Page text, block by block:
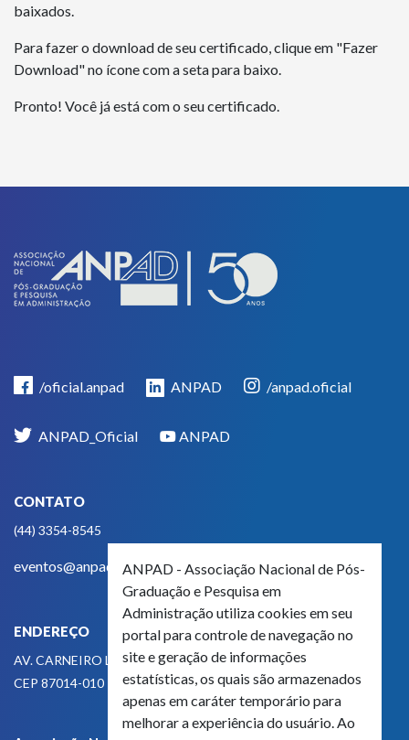
baixados.
Para fazer o download de seu certificado, clique em "Fazer
Download" no ícone com a seta para baixo.
Pronto! Você já está com o seu certificado.
/oficial.anpad ANPAD /anpad.oficial
ANPAD_Oficial ANPAD
CONTATO
(44) 3354-8545
eventos@anpad.org.br
ENDEREÇO
AV. CARNEIRO LEÃO, 825
CEP 87014-010 - MARINGÁ, PR, BRASIL
ANPAD - Associação Nacional de Pós-
Graduação e Pesquisa em
Administração utiliza cookies em seu
portal para controle de navegação no
site e geração de informações
estatísticas, os quais são armazenados
apenas em caráter temporário para
melhorar a experiência do usuário. Ao